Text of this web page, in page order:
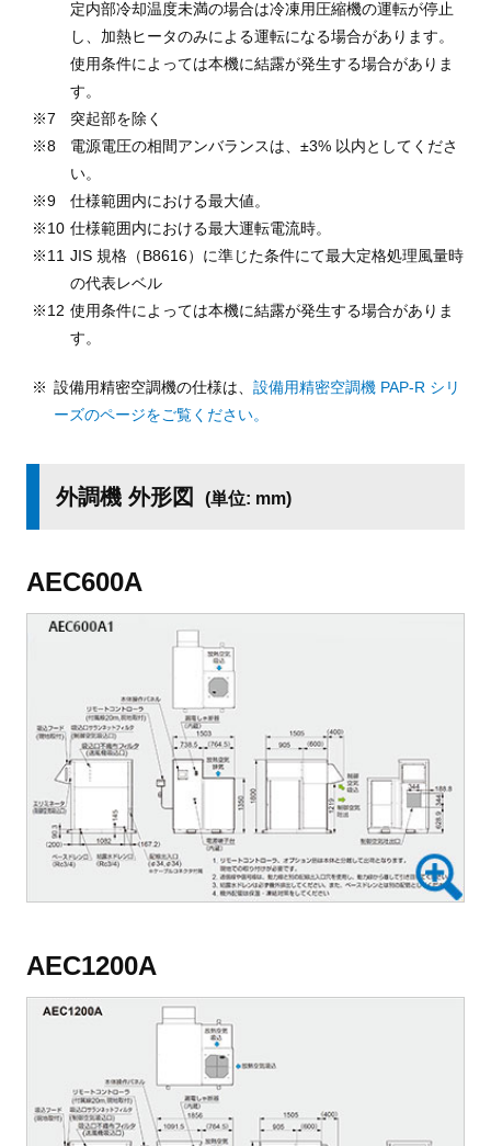
定内部冷却温度未満の場合は冷凍用圧縮機の運転が停止
し、加熱ヒータのみによる運転になる場合があります。
使用条件によっては本機に結露が発生する場合がありま
す。
突起部を除く
電源電圧の相間アンバランスは、±3% 以内としてくださ
い。
仕様範囲内における最大値。
仕様範囲内における最大運転電流時。
JIS 規格（B8616）に準じた条件にて最大定格処理風量時
の代表レベル
使用条件によっては本機に結露が発生する場合がありま
す。
設備用精密空調機の仕様は、 設備用精密空調機 PAP-R シリ
ーズのページをご覧ください。
外調機 外形図 (単位: mm)
AEC600A
AEC1200A